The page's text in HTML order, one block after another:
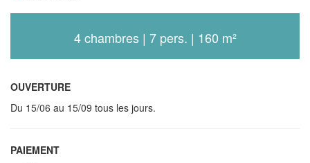
4 chambres | 7 pers. | 160 m²
OUVERTURE
Du 15/06 au 15/09 tous les jours.
PAIEMENT